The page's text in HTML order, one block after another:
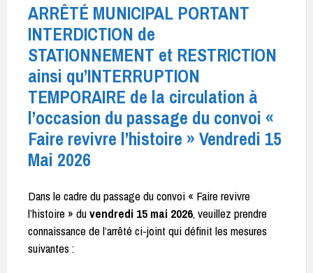
ARRÊTÉ MUNICIPAL PORTANT
INTERDICTION de
STATIONNEMENT et RESTRICTION
ainsi qu’INTERRUPTION
TEMPORAIRE de la circulation à
l’occasion du passage du convoi «
Faire revivre l’histoire » Vendredi 15
Mai 2026
Dans le cadre du passage du convoi « Faire revivre
l’histoire » duvendredi 15 mai 2026, veuillez prendre
connaissance de l’arrêté ci-joint qui définit les mesures
suivantes :